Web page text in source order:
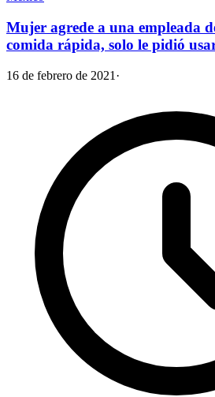
Mujer agrede a una empleada
comida rápida, solo le pidió
16 de febrero de 2021 ·